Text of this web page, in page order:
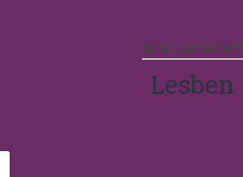
SCHLAGWORT
Lesben